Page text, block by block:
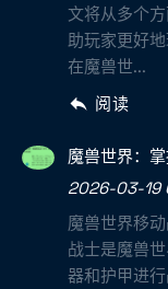
文将从多个
助玩家更好
在魔兽世...
阅读
魔兽世界：
2026-03-19
魔兽世界移
战士是魔兽
器和护甲进